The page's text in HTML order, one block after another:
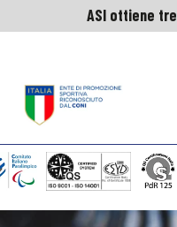
ASI ottiene